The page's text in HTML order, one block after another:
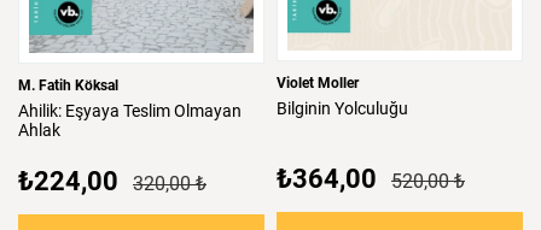
M. Fatih Köksal
Ahilik: Eşyaya TeslimOlmayan
Ahlak
₺224,00 320,00 ₺
Violet Moller
Bilginin Yolculuğu
₺364,00 520,00 ₺